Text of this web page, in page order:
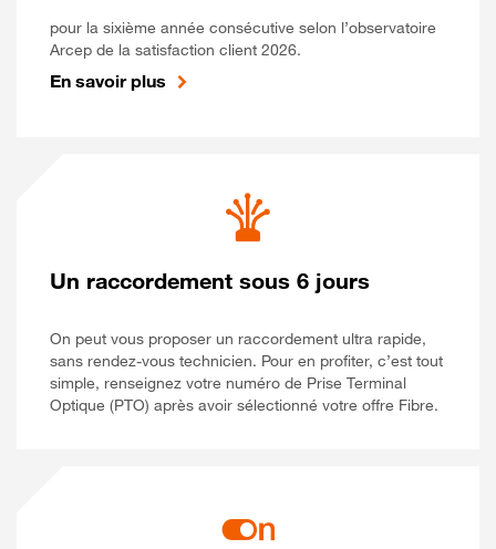
pour la sixième année consécutive selon l’observatoire
Arcep de la satisfaction client 2026.
En savoir plus
Un raccordement sous 6 jours
On peut vous proposer un raccordement ultra rapide,
sans rendez-vous technicien. Pour en profiter, c’est tout
simple, renseignez votre numéro de Prise Terminal
Optique (PTO) après avoir sélectionné votre offre Fibre.